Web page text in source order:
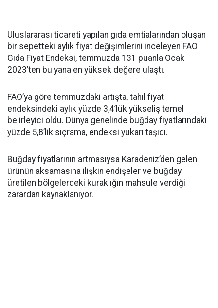
Uluslararası ticareti yapılan gıda emtialarından oluşan
bir sepetteki aylık fiyat değişimlerini inceleyen FAO
Gıda Fiyat Endeksi, temmuzda 131 puanla Ocak
2023’ten bu yana en yüksek değere ulaştı.
FAO’ya göre temmuzdaki artışta, tahıl fiyat
endeksindeki aylık yüzde 3,4’lük yükseliş temel
belirleyici oldu. Dünya genelinde buğday fiyatlarındaki
yüzde 5,8’lik sıçrama, endeksi yukarı taşıdı.
Buğday fiyatlarının artmasıysa Karadeniz’den gelen
ürünün aksamasına ilişkin endişeler ve buğday
üretilen bölgelerdeki kuraklığın mahsule verdiği
zarardan kaynaklanıyor.